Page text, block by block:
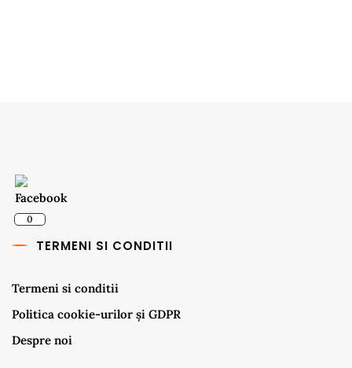
0
TERMENI SI CONDITII
Termeni si conditii
Politica cookie-urilor și GDPR
Despre noi